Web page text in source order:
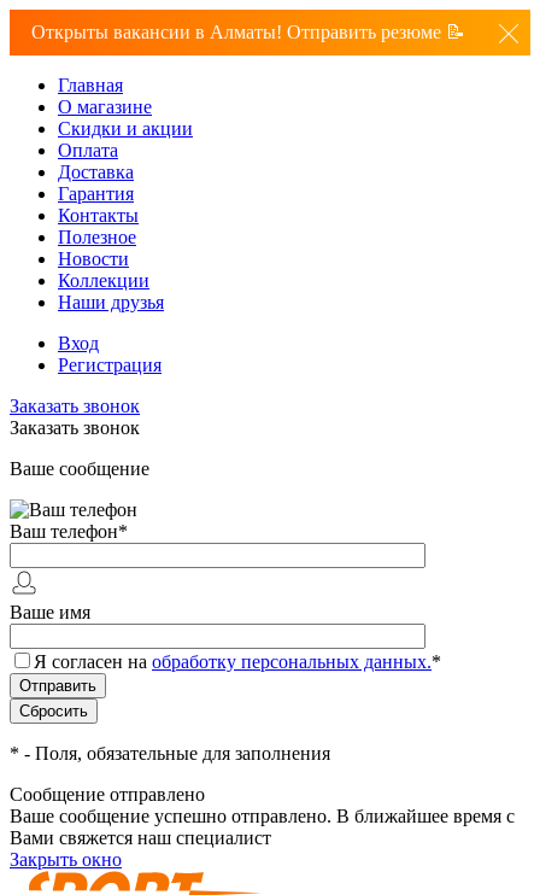
Открыты вакансии в Алматы! Отправить резюме 📝
Главная
О магазине
Скидки и акции
Оплата
Доставка
Гарантия
Контакты
Полезное
Новости
Коллекции
Наши друзья
Вход
Регистрация
Заказать звонок
Заказать звонок
Ваше сообщение
Ваш телефон*
Ваше имя
Я согласен на обработку персональных данных.*
* - Поля, обязательные для заполнения
Сообщение отправлено
Ваше сообщение успешно отправлено. В ближайшее время с
Вами свяжется наш специалист
Закрыть окно